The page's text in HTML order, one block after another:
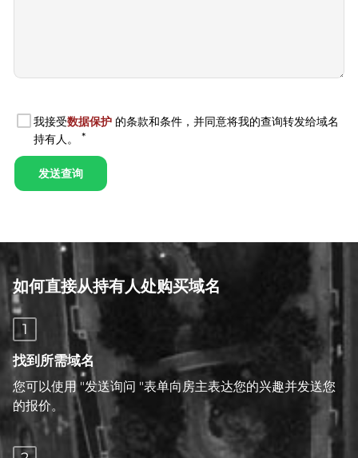
如何直接从持有人处购买域名
1
找到所需域名
您可以使用 "发送询问 "表单向房主表达您的兴趣并发送您
的报价。